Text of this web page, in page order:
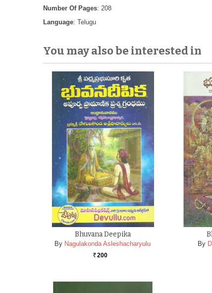
Number Of Pages: 208
Language: Telugu
You may also be interested in
Bhuvana Deepika
By Nagulakonda Asleshacharyulu
Rs. 200
By